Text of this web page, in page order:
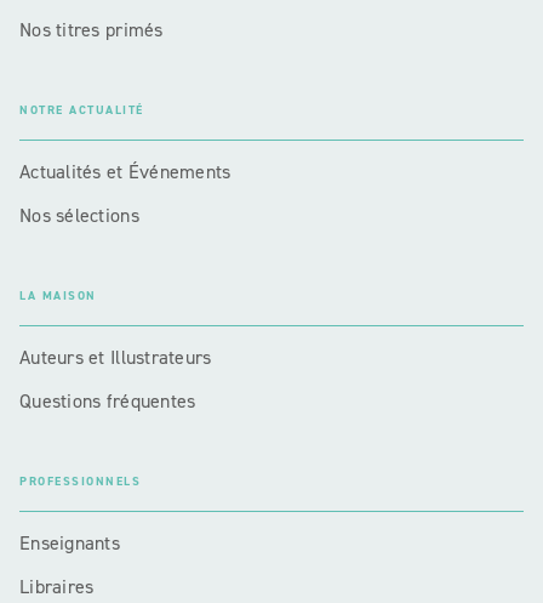
Nos titres primés
NOTRE ACTUALITÉ
Actualités et Événements
Nos sélections
LA MAISON
Auteurs et Illustrateurs
Questions fréquentes
PROFESSIONNELS
Enseignants
Libraires